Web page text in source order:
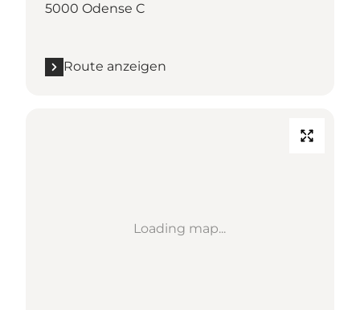
5000 Odense C
Route anzeigen
Loading map...